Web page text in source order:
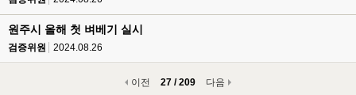
원주시 올해 첫 벼베기 실시
검증위원 2024.08.26
이전 27 / 209 다음